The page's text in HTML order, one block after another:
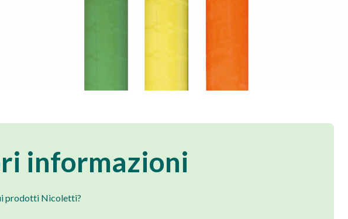
informazioni
prodotti Nicoletti?